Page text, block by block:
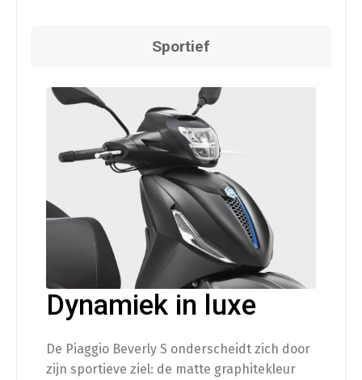
Sportief
Dynamiek in luxe
De Piaggio Beverly S onderscheidt zich door
zijn sportieve ziel: de matte graphitekleur